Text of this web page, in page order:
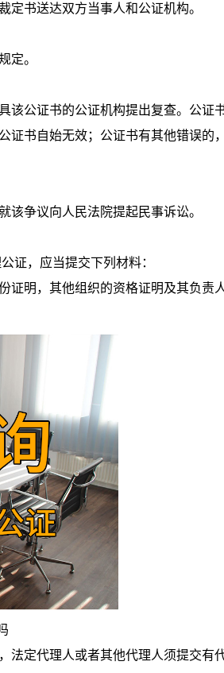
书送达双方当事人和公证机构。
定。
公证书的公证机构提出复查。公证
证书自始无效；公证书有其他错误的
争议向人民法院提起民事诉讼。
，应当提交下列材料：
明，其他组织的资格证明及其负责
定代理人或者其他代理人须提交有